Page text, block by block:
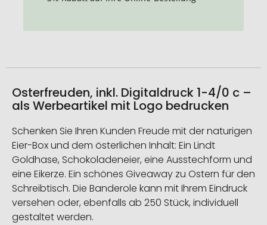
Osterfreuden, inkl. Digitaldruck 1-4/0 c –
als Werbeartikel mit Logo bedrucken
Schenken Sie Ihren Kunden Freude mit der naturigen
Eier-Box und dem österlichen Inhalt: Ein Lindt
Goldhase, Schokoladeneier, eine Ausstechform und
eine Eikerze. Ein schönes Giveaway zu Ostern für den
Schreibtisch. Die Banderole kann mit Ihrem Eindruck
versehen oder, ebenfalls ab 250 Stück, individuell
gestaltet werden.